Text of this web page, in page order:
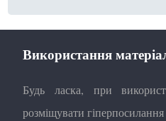
Використання
Будь ласка, при
розміщувати